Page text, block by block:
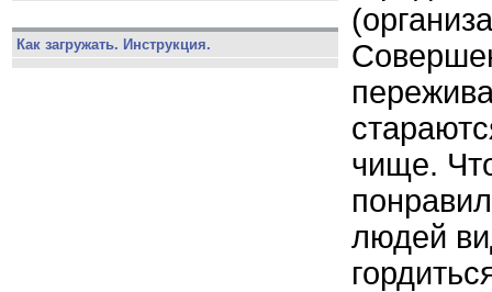
Как загружать. Инструкция.
чище.
людей